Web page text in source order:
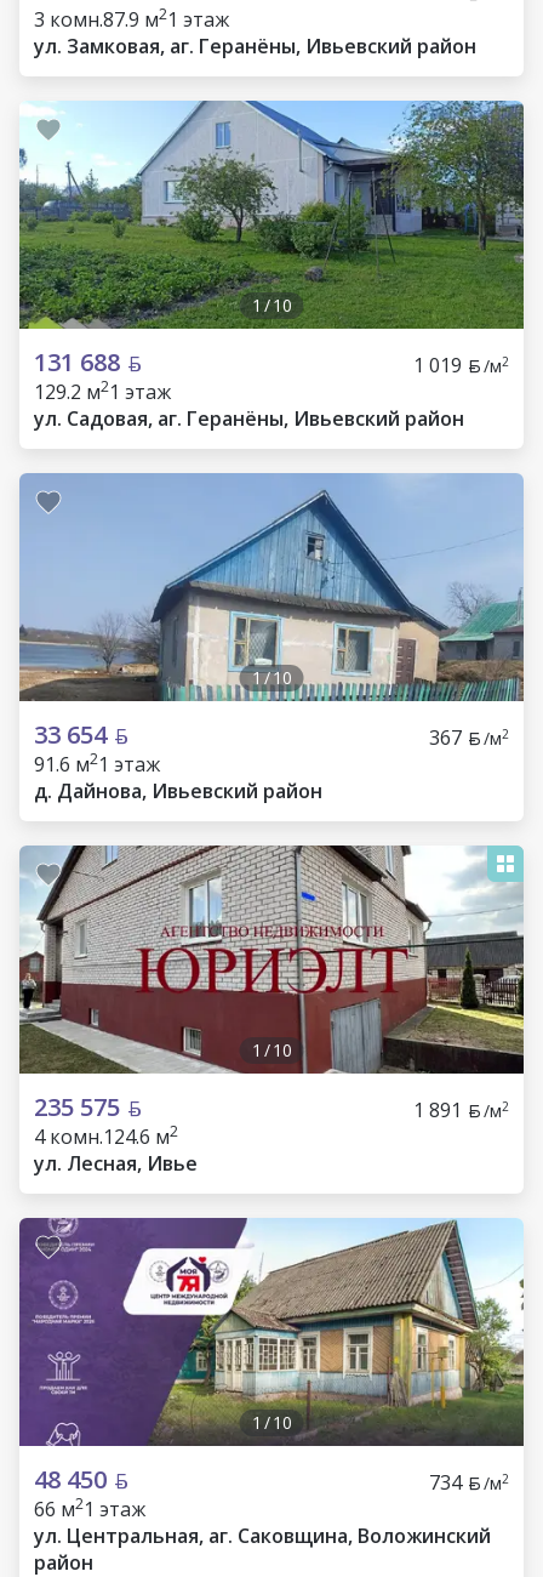
3 комн.87.9 м21 этаж
ул. Замковая, аг. Геранёны, Ивьевский район
1 /10
131 688 1 019 /м2
129.2 м21 этаж
ул. Садовая, аг. Геранёны, Ивьевский район
1/10
33 654 367 /м2
91.6 м21 этаж
д. Дайнова, Ивьевский район
1 /10
235 575 1 891 /м2
4 комн.124.6 м2
ул. Лесная, Ивье
1 /10
48 450 734 /м2
66 м21 этаж
ул. Центральная, аг. Саковщина, Воложинский
район